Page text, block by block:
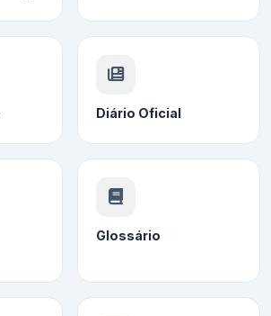
Diário Oficial
Glossário